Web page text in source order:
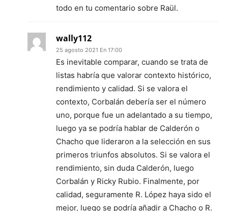
todo en tu comentario sobre Raül.
wally112
25 agosto 2021 En 17:00
Es inevitable comparar, cuando se trata de
listas habría que valorar contexto histórico,
rendimiento y calidad. Si se valora el
contexto, Corbalán debería ser el número
uno, porque fue un adelantado a su tiempo,
luego ya se podría hablar de Calderón o
Chacho que lideraron a la selección en sus
primeros triunfos absolutos. Si se valora el
rendimiento, sin duda Calderón, luego
Corbalán y Ricky Rubio. Finalmente, por
calidad, seguramente R. López haya sido el
mejor, luego se podría añadir a Chacho o R.